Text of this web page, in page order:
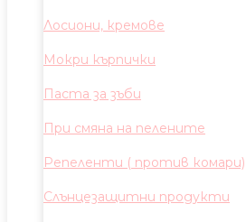
Лосиони, кремове
Мокри кърпички
Паста за зъби
При смяна на пелените
Репеленти ( против комари)
Слънцезащитни продукти